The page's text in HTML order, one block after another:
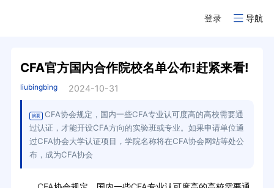
登录 导航
CFA官方国内合作院校名单公布!赶紧来看!
liubingbing 2024-10-31
摘要
CFA协会规定，国内一些CFA专业认可度高的高校需要通
过认证，才能开设CFA方向的实验班或专业。如果申请单位通
过CFA协会大学认证项目，学院名称将在CFA协会网站等处公
布，成为CFA协会